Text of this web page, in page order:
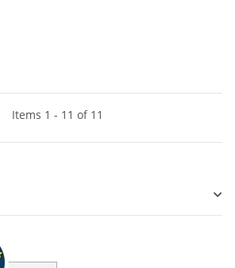
Items 1 - 11 of 11